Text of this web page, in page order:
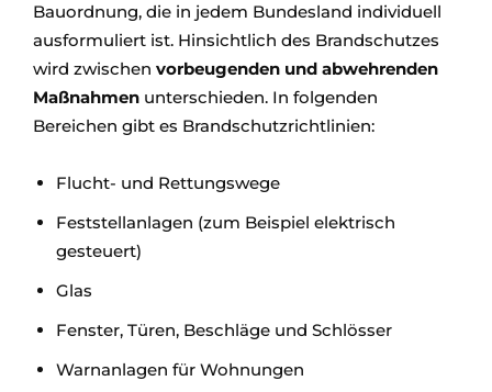
Bauordnung, die in jedem Bundesland individuell
ausformuliert ist. Hinsichtlich des Brandschutzes
wird zwischen vorbeugenden und abwehrenden
Maßnahmen unterschieden. In folgenden
Bereichen gibt es Brandschutzrichtlinien:
Flucht- und Rettungswege
Feststellanlagen (zum Beispiel elektrisch
gesteuert)
Glas
Fenster, Türen, Beschläge und Schlösser
Warnanlagen für Wohnungen